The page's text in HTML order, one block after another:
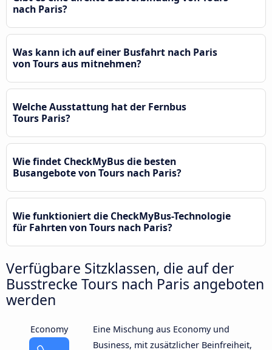
nach Paris?
Was kann ich auf einer Busfahrt nach Paris
von Tours aus mitnehmen?
Welche Ausstattung hat der Fernbus
Tours Paris?
Wie findet CheckMyBus die besten
Busangebote von Tours nach Paris?
Wie funktioniert die CheckMyBus-Technologie
für Fahrten von Tours nach Paris?
Verfügbare Sitzklassen, die auf der
Busstrecke Tours nach Paris angeboten
werden
Economy
Eine Mischung aus Economy und
Business, mit zusätzlicher Beinfreiheit,